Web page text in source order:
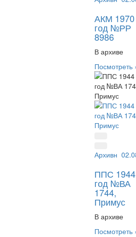
АКМ 1970
год №РР
8986
В архиве
Посмотреть
Архивный
ППС 1944
год №ВА
1744,
Примус
В архиве
Посмотреть